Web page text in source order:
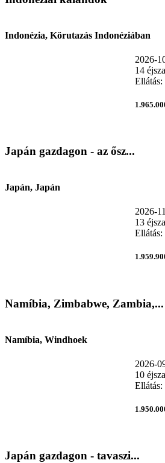
Indonézia, Körutazás Indonéziában
2026-
14
Ellátás:
Japán gazdagon - az ősz...
Japán, Japán
2026-
13
Ellátás:
Namíbia, Zimbabwe, Zambia,...
Namíbia, Windhoek
2026-
10
Japán gazdagon - tavaszi...